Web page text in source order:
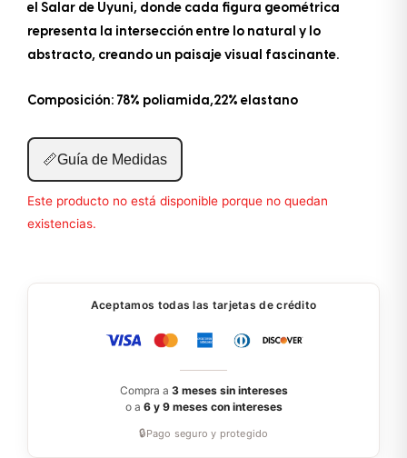
el Salar de Uyuni, donde cada figura geométrica
representa la intersección entre lo natural y lo
abstracto, creando un paisaje visual fascinante.
Composición: 78% poliamida,22% elastano
📏Guía de Medidas
Este producto no está disponible porque no quedan
existencias.
Aceptamos todas las tarjetas de crédito
Compra a 3 meses sin intereses
o a 6 y 9 meses con intereses
🔒Pago seguro y protegido